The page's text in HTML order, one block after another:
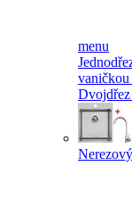
menu
vaničkou
Dvojdřez